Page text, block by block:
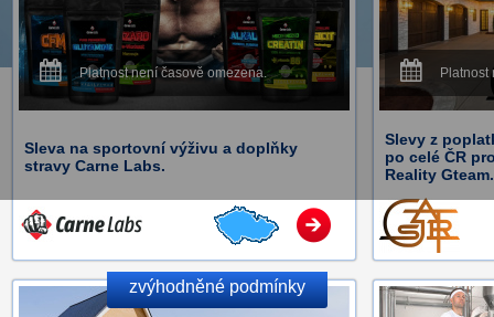
Platnost není časově omezena.
Sleva na sportovní výživu a doplňky
stravy Carne Labs.
Platnost
Slevy z
po celé ČR
Reality Gteam.
zvýhodněné podmínky